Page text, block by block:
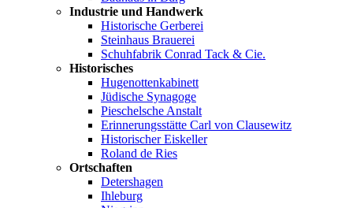
Industrie und Handwerk
Historische Gerberei
Steinhaus Brauerei
Schuhfabrik Conrad Tack & Cie.
Historisches
Hugenottenkabinett
Jüdische Synagoge
Pieschelsche Anstalt
Erinnerungsstätte Carl von Clausewitz
Historischer Eiskeller
Roland de Ries
Ortschaften
Detershagen
Ihleburg